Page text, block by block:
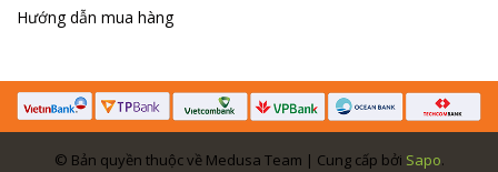
Hướng dẫn mua hàng
© Bản quyền thuộc về Medusa Team | Cung cấp bởi Sapo.